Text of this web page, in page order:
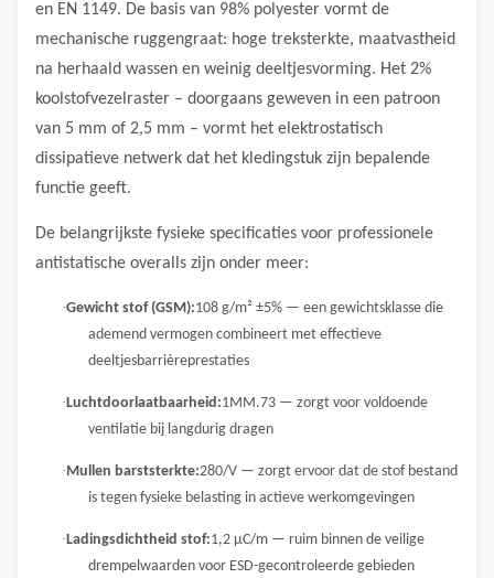
en EN 1149. De basis van 98% polyester vormt de
mechanische ruggengraat: hoge treksterkte, maatvastheid
na herhaald wassen en weinig deeltjesvorming. Het 2%
koolstofvezelraster – doorgaans geweven in een patroon
van 5 mm of 2,5 mm – vormt het elektrostatisch
dissipatieve netwerk dat het kledingstuk zijn bepalende
functie geeft.
De belangrijkste fysieke specificaties voor professionele
antistatische overalls zijn onder meer:
·Gewicht stof (GSM):108 g/m² ±5% — een gewichtsklasse die
ademend vermogen combineert met effectieve
deeltjesbarrièreprestaties
·Luchtdoorlaatbaarheid:1MM.73 — zorgt voor voldoende
ventilatie bij langdurig dragen
·Mullen barststerkte:280/V — zorgt ervoor dat de stof bestand
is tegen fysieke belasting in actieve werkomgevingen
·Ladingsdichtheid stof:1,2 μC/m — ruim binnen de veilige
drempelwaarden voor ESD-gecontroleerde gebieden